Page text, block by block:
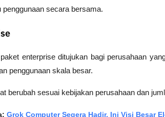
penggunaan secara bersama.
enterprise ditujukan bagi perusahaan
penggunaan skala besar.
berubah sesuai kebijakan perusahaan dan
Grok Computer Segera Hadir, Ini Visi Besar